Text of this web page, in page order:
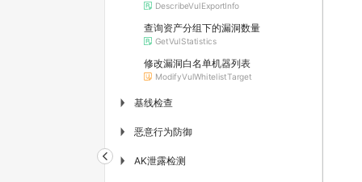
DescribeVulExportInfo
查询资产分组下的漏洞数量
GetVulStatistics
修改漏洞白名单机器列表
ModifyVulWhitelistTarget
▶ 基线检查
▶ 恶意行为防御
▶ AK泄露检测